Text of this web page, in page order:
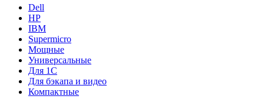
Dell
HP
IBM
Supermicro
Мощные
Универсальные
Для 1С
Для бэкапа и видео
Компактные